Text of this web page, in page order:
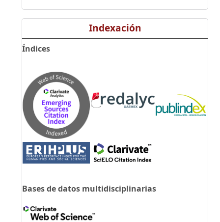
Indexación
Índices
Bases de datos multidisciplinarias